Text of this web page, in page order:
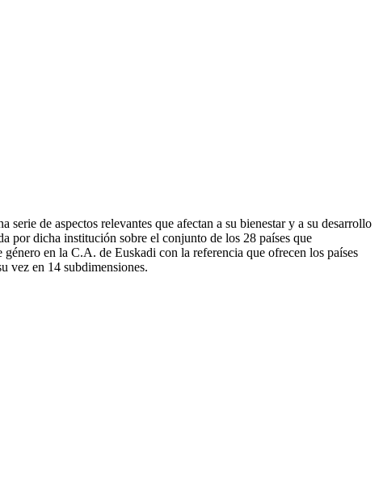
de aspectos relevantes que afectan a su bienestar y a su desarrollo
por dicha institución sobre el conjunto de los 28 países que
en la C.A. de Euskadi con la referencia que ofrecen los países
vez en 14 subdimensiones.